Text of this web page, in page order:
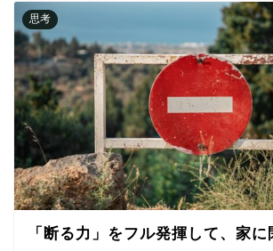
思考
「断る力」をフル発揮して、家に